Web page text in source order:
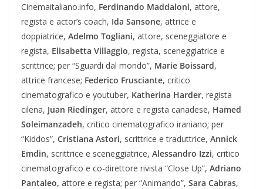
Cinemaitaliano.info, Ferdinando Maddaloni, attore,
regista e actor’s coach, Ida Sansone, attrice e
doppiatrice, Adelmo Togliani, attore, sceneggiatore e
regista, Elisabetta Villaggio, regista, sceneggiatrice e
scrittrice; per “Sguardi dal mondo”, Marie Boissard,
attrice francese; Federico Frusciante, critico
cinematografico e youtuber, Katherina Harder, regista
cilena, Juan Riedinger, attore e regista canadese, Hamed
Soleimanzadeh, critico cinematografico iraniano; per
“Kiddos”, Cristiana Astori, scrittrice e traduttrice, Annick
Emdin, scrittrice e sceneggiatrice, Alessandro Izzi, critico
cinematografico e co-direttore rivista “Close Up”, Adriano
Pantaleo, attore e regista; per “Animando”, Sara Cabras,